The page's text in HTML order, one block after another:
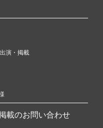
演・掲載
載のお問い合わせ